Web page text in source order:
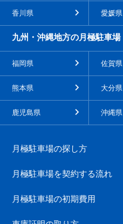
香川県 愛媛県
九州・沖縄地方の月極駐車場
福岡県 佐賀県
熊本県 大分県
鹿児島県 沖縄県
月極駐車場の探し方
月極駐車場を契約する流れ
月極駐車場の初期費用